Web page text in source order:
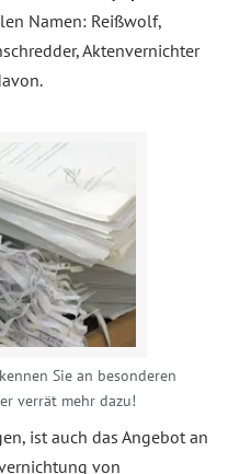
Namen: Reißwolf,
Aktenvernichter
Sie an besonderen
verrät mehr dazu!
ist auch das Angebot an
von